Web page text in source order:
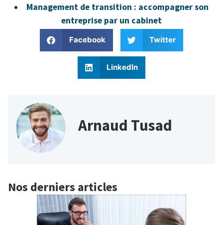
Management de transition : accompagner son
entreprise par un cabinet
Facebook Twitter
LinkedIn
Arnaud Tusad
Nos derniers articles